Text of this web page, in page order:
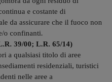
e costante di
da assicurare che il fuoco non
o confinanti.
39/00; L.R. 65/14)
a qualsiasi titolo di aree
residenziali, turistici
nelle aree a